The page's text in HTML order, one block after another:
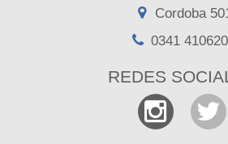
Cordoba
0341
REDES